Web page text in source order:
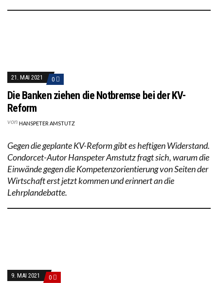
21. MAI 2021 0
Die Banken ziehen die Notbremse bei der KV-
Reform
von HANSPETER AMSTUTZ
Gegen die geplante KV-Reform gibt es heftigen Widerstand.
Condorcet-Autor Hanspeter Amstutz fragt sich, warum die
Einwände gegen die Kompetenzorientierung von Seiten der
Wirtschaft erst jetzt kommen und erinnert an die
Lehrplandebatte.
9. MAI 2021 0